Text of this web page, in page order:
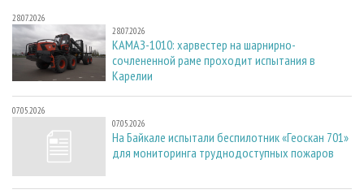
28.07.2026
28.07.2026
КАМАЗ-1010: харвестер на шарнирно-
сочлененной раме проходит испытания в
Карелии
07.05.2026
07.05.2026
На Байкале испытали беспилотник «Геоскан 701»
для мониторинга труднодоступных пожаров